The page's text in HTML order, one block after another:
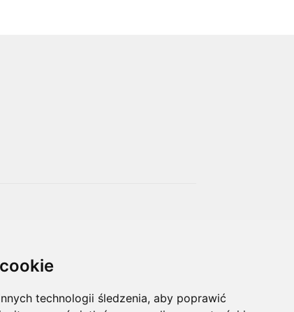
technologii śledzenia, aby poprawić